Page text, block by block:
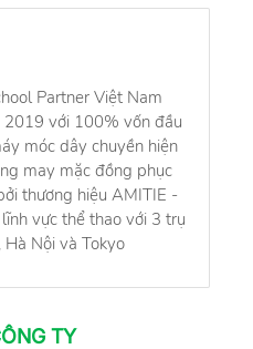
Partner Việt Nam
với 100% vốn đầu
móc dây chuyền hiện
may mặc đồng phục
thương hiệu AMITIE -
vực thể thao với 3 trụ
Hà Nội và Tokyo
TY